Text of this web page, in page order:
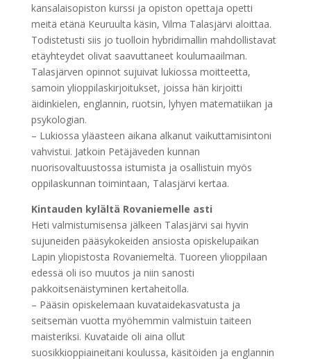
kansalaisopiston kurssi ja opiston opettaja opetti
meitä etänä Keuruulta käsin, Vilma Talasjärvi aloittaa.
Todistetusti siis jo tuolloin hybridimallin mahdollistavat
etäyhteydet olivat saavuttaneet koulumaailman.
Talasjärven opinnot sujuivat lukiossa moitteetta,
samoin ylioppilaskirjoitukset, joissa hän kirjoitti
äidinkielen, englannin, ruotsin, lyhyen matematiikan ja
psykologian.
– Lukiossa yläasteen aikana alkanut vaikuttamisintoni
vahvistui. Jatkoin Petäjäveden kunnan
nuorisovaltuustossa istumista ja osallistuin myös
oppilaskunnan toimintaan, Talasjärvi kertaa.
Kintauden kylältä Rovaniemelle asti
Heti valmistumisensa jälkeen Talasjärvi sai hyvin
sujuneiden pääsykokeiden ansiosta opiskelupaikan
Lapin yliopistosta Rovaniemeltä. Tuoreen ylioppilaan
edessä oli iso muutos ja niin sanosti
pakkoitsenäistyminen kertaheitolla.
– Pääsin opiskelemaan kuvataidekasvatusta ja
seitsemän vuotta myöhemmin valmistuin taiteen
maisteriksi. Kuvataide oli aina ollut
suosikkioppiaineitani koulussa, käsitöiden ja englannin